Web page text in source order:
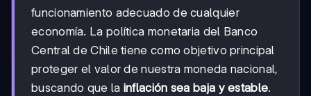
funcionamiento adecuado de cualquier
economía. La política monetaria del Banco
Central de Chile tiene como objetivo principal
proteger el valor de nuestra moneda nacional,
buscando que la inflación sea baja y estable.